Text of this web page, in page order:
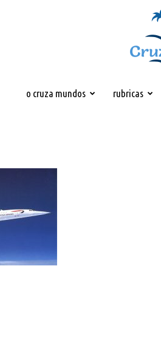
o cruza mundos rubricas